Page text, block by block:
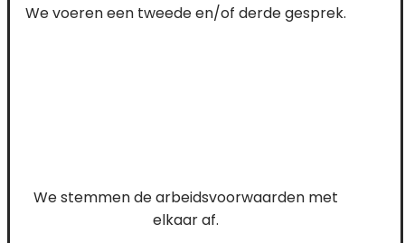
We voeren een tweede en/of derde gesprek.
We stemmen de arbeidsvoorwaarden met
elkaar af.